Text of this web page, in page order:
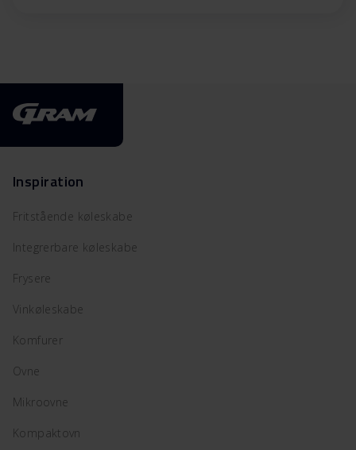
Inspiration
Fritstående køleskabe
Integrerbare køleskabe
Frysere
Vinkøleskabe
Komfurer
Ovne
Mikroovne
Kompaktovn